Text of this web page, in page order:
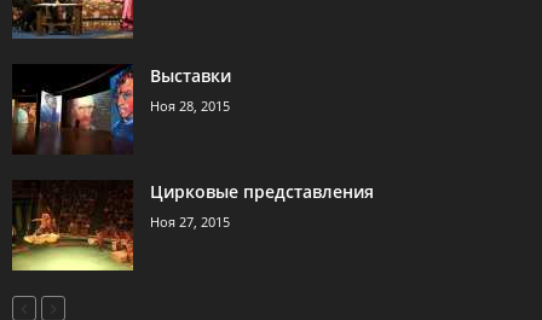
Выставки
Ноя 28, 2015
Цирковые представления
Ноя 27, 2015